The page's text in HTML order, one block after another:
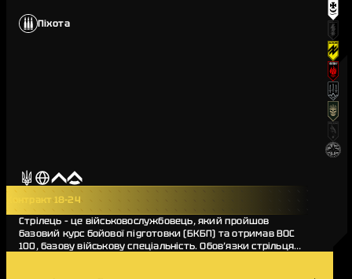
Піхота
Контракт 18-24
Стрілець – це військовослужбовець, який пройшов
базовий курс бойової підготовки (БКБП) та отримав ВОС
100, базову військову спеціальність. Обов’язки стрільця